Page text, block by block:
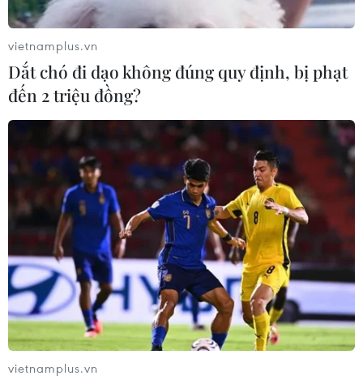
IMF cảnh báo dịch Ebola làm suy giảm
kinh tế khu vực Tây Phi
12/09/2014 04:35
Kinh tế tụt dốc, lĩnh vực khai thác than và một số nghành
dịch vụ trì trệ là hậu quả do dịch Ebola gây ra tại các
quốc gia Tây Phi, khu vực vốn triền miên chìm trong
nghèo đói.
vietnamplus.vn
Dắt chó đi dạo không đúng quy định, bị phạt
đến 2 triệu đồng?
vietnamplus.vn